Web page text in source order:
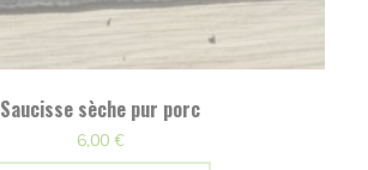
Saucisse sèche pur porc
6,00 €